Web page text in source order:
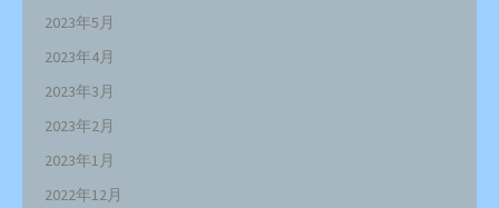
2023年5月
2023年4月
2023年3月
2023年2月
2023年1月
2022年12月